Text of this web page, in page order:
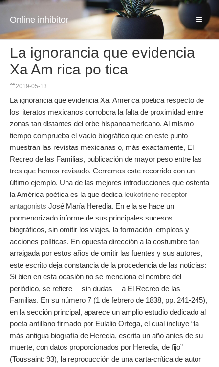
Online inhibitor
La ignorancia que evidencia
Xa Am rica po tica
2019-05-13
La ignorancia que evidencia Xa. América poética respecto de
los literatos mexicanos corrobora la falta de proximidad entre
zonas tan distantes del orbe hispanoamericano. Al mismo
tiempo comprueba el vacío biográfico que en este punto
muestran las revistas mexicanas o, más exactamente, El
Recreo de las Familias, publicación de mayor peso entre las
tres que hemos revisado. Cerremos este recorrido con un
último ejemplo. Una de las mejores introducciones que ostenta
la América poética es la que dedica leukotriene receptor
antagonists José María Heredia. En ella se hace un
pormenorizado informe de sus principales sucesos
biográficos, sin omitir los viajes, la formación, empleos y
acciones políticas. En opuesta dirección a la costumbre tan
arraigada por estos años de omitir las fuentes y sus autores,
este escrito deja constancia de la procedencia de las noticias:
Si bien en esta ocasión no se menciona el nombre del
periódico, se refiere —sin dudas— a El Recreo de las
Familias. En su número 7 (1 de febrero de 1838, pp. 241-245),
en la sección principal, aparece un amplio estudio dedicado al
poeta antillano firmado por Eulalio Ortega, el cual incluye “la
más antigua biografía de Heredia, escrita un año antes de su
muerte, con datos proporcionados por Heredia, de fijo”
(Toussaint: 93), la reproducción de una carta-crítica de autor